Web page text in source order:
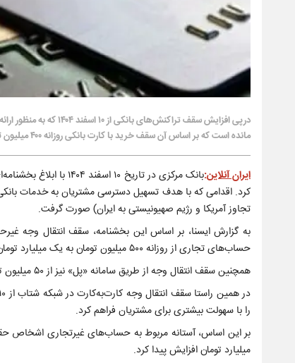
درپی افزایش سقف‌
مانده است که بر اساس آن سقف خرید با کارت بانکی روزانه ۴۰۰ میلیون تومان و کارت به کارت در بانک مشترک ۱۵ میلیون تومان است.
ایران آنلاین:
بانک مرکزی در
کرد. اقدامی که با هدف تسهیل دسترسی مشتریان به خدمات
تجاوز آمریکا و رژیم صهیونیستی به ایران) صورت گرفت.
حساب‌های تجاری از روزانه ۵۰۰ میلیون تومان به یک میلیارد تومان افزایش یافت.
همچنین سقف انتقال وجه از طریق سامانه «پل» نیز از ۵۰ میلیون تومان به ۱۰۰ میلیون تومان رسید.
را با سهولت بیشتری برای مشتریان فراهم کرد.
میلیارد تومان افزایش پیدا کرد.